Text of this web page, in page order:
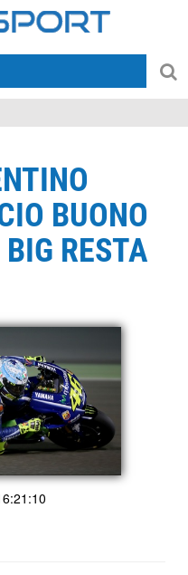
BUONO
RESTA